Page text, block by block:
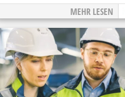
MEHR LESEN